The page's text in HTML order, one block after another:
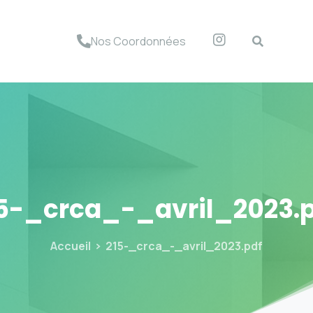
Nos Coordonnées
_crca_-
Accueil 215-_crca_-_avril_2023.pdf